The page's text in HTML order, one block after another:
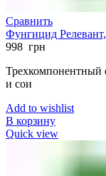
Сравнить
Фунгицид
998 грн
Трехкомпонентный
и сои
Add to wishlist
В корзину
Quick view